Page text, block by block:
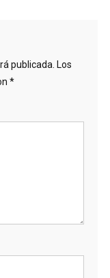
publicada. Los
*